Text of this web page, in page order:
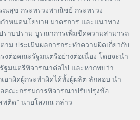
ณสุข กระทรวงพาณิชย์ กระทรวง
ำหนดนโยบาย มาตรการ และแนวทาง
ราบปราม บูรณาการเพิ่มขีดความสามารถ
าม ประเมินผลการกระทำความผิดเกี่ยวกับ
งต่อคณะรัฐมนตรีอย่างต่อเนื่อง โดยจะนำ
ฐมนตรีพิจารณาต่อไป และหากพบว่า
อาผิดผู้กระทำผิดได้ทั้งผู้ผลิต ลักลอบ นำ
อคณะกรรมการพิจารณาปรับปรุงข้อ
พติด” นายโสภณ กล่าว